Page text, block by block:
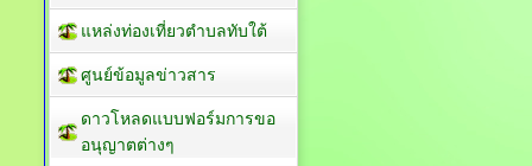
แหล่งท่องเที่ยวตำบลทับใต้
ศูนย์ข้อมูลข่าวสาร
ดาวโหลดแบบฟอร์มการขอ
อนุญาตต่างๆ